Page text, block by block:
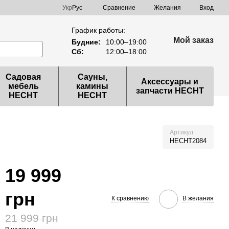
Укр Рус Сравнение Желания Вход
График работы:
Будние:
10:00–19:00
Сб:
12:00–18:00
Мой заказ
Садовая
мебель
HECHT
Сауны,
камины
HECHT
Аксессуары и
запчасти HECHT
Артикул
HECHT2084
19 999
грн
21 999 грн
К сравнению В желания